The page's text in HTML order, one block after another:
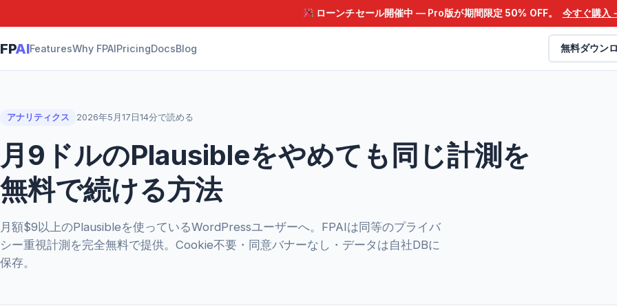
ローンチセール開催中 — Pro版が期間限定 50% OFF。 今すぐ購入
FPAIFeaturesWhy FPAIPricingDocsBlog 無料ダウン
アナリティクス 2026年5月17日 14分で読める
月9ドルのPlausibleをやめても同じ計測を
無料で続ける方法
月額$9以上のPlausibleを使っているWordPressユーザーへ。FPAIは同等のプライバ
シー重視計測を完全無料で提供。Cookie不要・同意バナーなし・データは自社DBに
保存。